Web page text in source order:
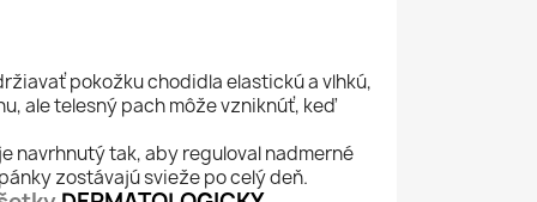
pokožku chodidla elastickú a vlhkú,
ale telesný pach môže vzniknúť, keď
navrhnutý tak, aby reguloval nadmerné
zostávajú svieže po celý deň.